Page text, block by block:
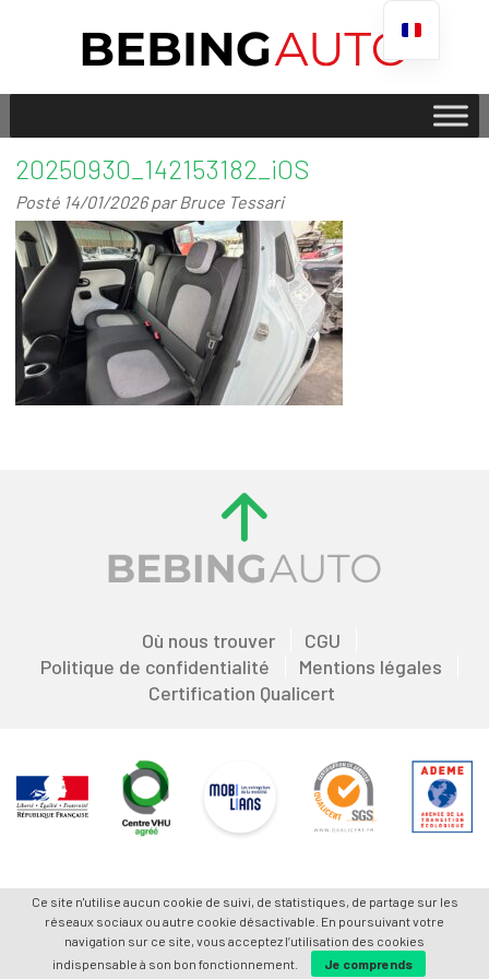
20250930_142153182_iOS
Posté 14/01/2026parBruce Tessari
Où nous trouver
CGU
Politique de confidentialité
Mentions légales
Certification Qualicert
Ce site n'utilise aucun cookie de suivi, de statistiques, de partage sur les
réseaux sociaux ou autre cookie désactivable. En poursuivant votre
navigation sur ce site, vous acceptez l’utilisation des cookies
indispensable à son bon fonctionnement.
Je comprends